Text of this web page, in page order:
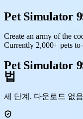
Pet Simulator
Create an army of the
Currently 2,000+ pets
Pet Simulator
법
세 단계. 다운로드 없